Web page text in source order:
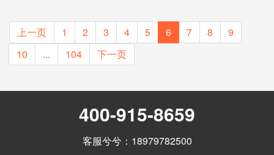
上一页 1 2 3 4 5 6 7 8
9
10
... 104 下一页
400-915-8659
客服兮兮：18979782500